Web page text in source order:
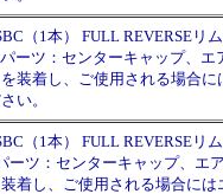
（1本） FULL REVERSEリム
ツ：センターキャップ、
装着し、ご使用される場合に
い。
（1本） FULL REVERSEリム
ツ：センターキャップ、
着し、ご使用される場合に